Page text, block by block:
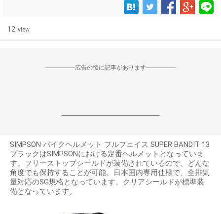
12 view
--------------------広告の後に記事があります--------------------
------------------------------------------------------------------
SIMPSON バイクヘルメット フルフェイス SUPER BANDIT 13
ブラックはSIMPSONにおける定番ヘルメットとなっていま
す。フリーストップシールドが装備されているので、どんな
角度でも保持することが可能。日本国内専用仕様で、全排気
量対応のSG規格となっています。クリアシールドが標準装
備となっています。